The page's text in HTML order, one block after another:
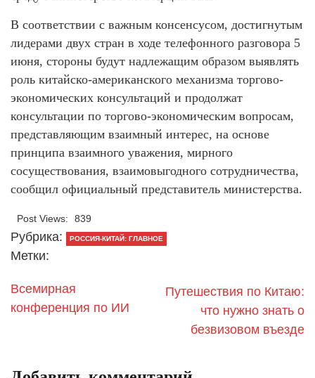
В соответствии с важным консенсусом, достигнутым
лидерами двух стран в ходе телефонного разговора 5
июня, стороны будут надлежащим образом выявлять
роль китайско-американского механизма торгово-
экономических консультаций и продолжат
консультации по торгово-экономическим вопросам,
представляющим взаимный интерес, на основе
принципа взаимного уважения, мирного
сосуществования, взаимовыгодного сотрудничества,
сообщил официальный представитель министерства.
Post Views: 839
Рубрика: РОССИЯ-КИТАЙ: ГЛАВНОЕ
Метки:
Всемирная
конференция по ИИ
Путешествия по Китаю:
что нужно знать о
безвизовом въезде